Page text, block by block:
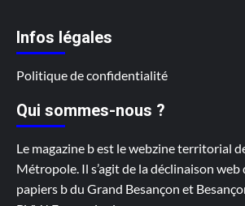
Infos légales
Politique de confidentialité
Qui sommes-nous ?
Le magazine b est le webzine territorial
Métropole. Il s’agit de la déclinaison web
papiers b du Grand Besançon et